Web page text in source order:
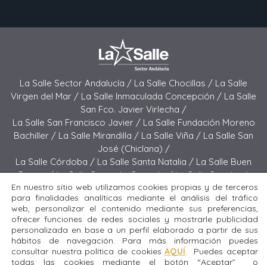
La Salle Sector Andalucía / La Salle Chocillas / La Salle
Virgen del Mar / La Salle Inmaculada Concepción / La Salle
San Fco. Javier Virlecha /
La Salle San Francisco Javier / La Salle Fundación Moreno
Bachiller / La Salle Mirandilla / La Salle Viña / La Salle San
José (Chiclana) /
La Salle Córdoba / La Salle Santa Natalia / La Salle Buen
Pastor /La Salle Sagrado Corazón /La Salle San José
(Jerez) / La Salle El Carmen (Melilla) /
La Salle Buen Consejo /La Salle El Carmen (San Fernando) /
La Salle San Francisco /La Salle Felipe Benito /La Salle La
Purísima
Todos los derechos reservados. Diseñado y desarrollado
En nuestro sitio web utilizamos cookies propias y de terceros
para finalidades analíticas mediante el análisis del tráfico
web, personalizar el contenido mediante sus preferencias,
ofrecer funciones de redes sociales y mostrarle publicidad
personalizada en base a un perfil elaborado a partir de sus
hábitos de navegación. Para más información puedes
consultar nuestra política de cookiesAQUÍ. Puedes aceptar
todas las cookies mediante el botón “Aceptar” o